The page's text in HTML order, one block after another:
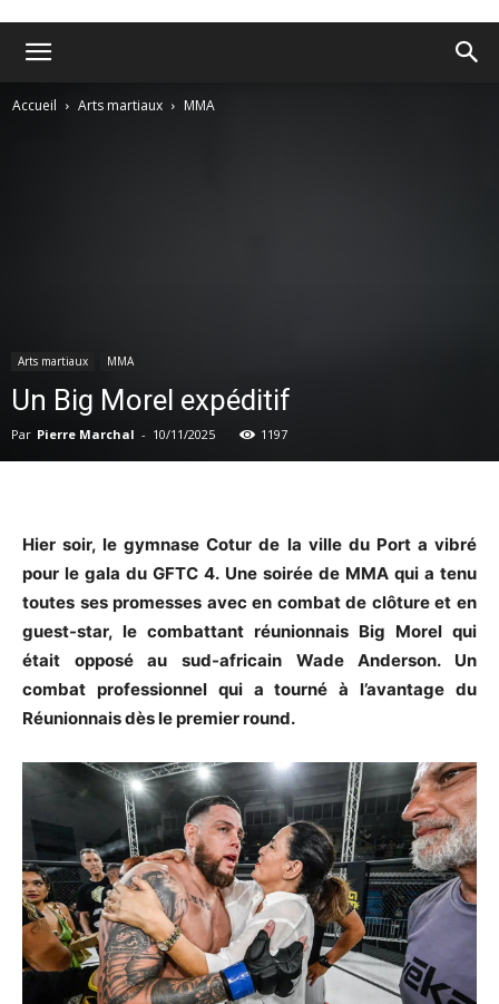
Accueil Arts martiaux MMA
Arts martiaux MMA
Un Big Morel expéditif
Par Pierre Marchal - 10/11/2025 1197
Hier soir, le gymnase Cotur de la ville du Port a vibré
pour le gala du GFTC 4. Une soirée de MMA qui a tenu
toutes ses promesses avec en combat de clôture et en
guest-star, le combattant réunionnais Big Morel qui
était opposé au sud-africain Wade Anderson. Un
combat professionnel qui a tourné à l’avantage du
Réunionnais dès le premier round.